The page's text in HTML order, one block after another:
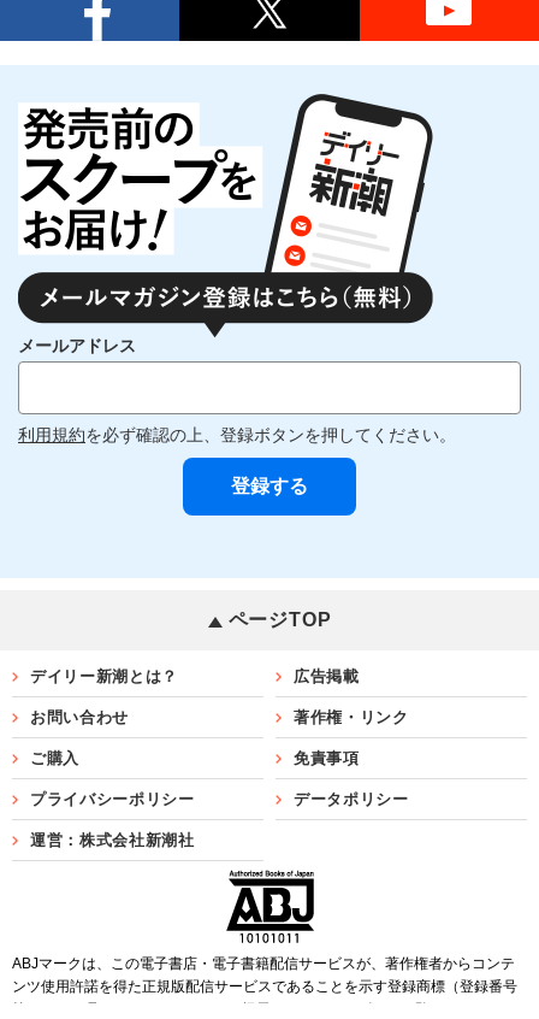
メールアドレス
利用規約を必ず確認の上、登録ボタンを押してください。
ページTOP
デイリー新潮とは？ 広告掲載
お問い合わせ 著作権・リンク
ご購入 免責事項
プライバシーポリシー データポリシー
運営：株式会社新潮社
ABJマークは、この電子書店・電子書籍配信サービスが、著作権者からコンテ
ンツ使用許諾を得た正規版配信サービスであることを示す登録商標（登録番号
第6091713号）です。ABJマークを掲示しているサービスの一覧は